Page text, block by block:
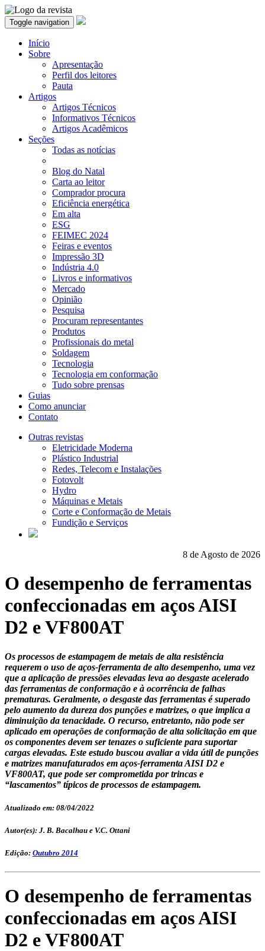
Toggle navigation
Início
Sobre
Apresentação
Perfil dos leitores
Pauta
Artigos
Artigos Técnicos
Informativos Técnicos
Artigos Acadêmicos
Seções
Todas as notícias
Blog do Natal
Carta ao leitor
Comprador procura
Eficiência energética
Em alta
ESG
FEIMEC 2024
Feiras e eventos
Impressão 3D
Indústria 4.0
Livros e informativos
Mercado
Opinião
Pesquisa
Procuram representantes
Produtos
Profissionais do metal
Soldagem
Tecnologia
Tecnologia em conformação
Tudo sobre prensas
Guias
Como anunciar
Contato
Outras revistas
Eletricidade Moderna
Plástico Industrial
Redes, Telecom e Instalações
Fotovolt
Hydro
Máquinas e Metais
Corte e Conformação de Metais
Fundição e Serviços
8 de Agosto de 2026
O desempenho de ferramentas
confeccionadas em aços AISI
D2 e VF800AT
Os processos de estampagem de metais de alta resistência
requerem o uso de aços-ferramenta de alto desempenho, uma vez
que a aplicação de pressões elevadas leva ao desgaste acelerado
das ferramentas de conformação e à ocorrência de falhas
prematuras. Geralmente, o desgaste das ferramentas é superado
pelo aumento da dureza dos punções e matrizes, o que implica a
diminuição da tenacidade. O recurso, entretanto, não pode ser
aplicado em operações de conformação de alta solicitação em que
os componentes devem ser tenazes o suficiente para suportar
cargas elevadas. Este estudo buscou avaliar a vida útil de punções
e matrizes manufaturados em aços-ferramenta AISI D2 e
VF800AT, que pode ser comprometida por trincas e
“lascamentos” típicos de processos de estampagem.
Atualizado em: 08/04/2022
Autor(es): J. B. Bacalhau e V.C. Ottani
Edição: Outubro 2014
O desempenho de ferramentas
confeccionadas em aços AISI
D2 e VF800AT